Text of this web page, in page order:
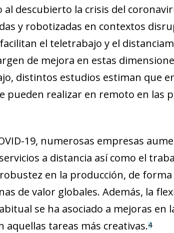
descubierto la crisis del
y robotizadas en contextos
el teletrabajo y el
de mejora en estas
distintos estudios estiman que
pueden realizar en remoto en las
19, numerosas em­­­presas
a distancia así como el
en la producción, de forma
de valor globales. Además, la
se ha asociado a mejoras en
tareas más creativas.4